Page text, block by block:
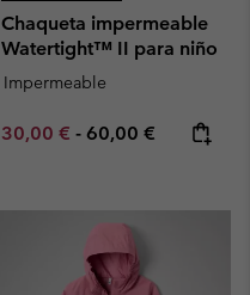
Chaqueta impermeable
Watertight™ II para niño
Impermeable
Minimum sale price:
30,00 € - Maximum price:
60,00 €